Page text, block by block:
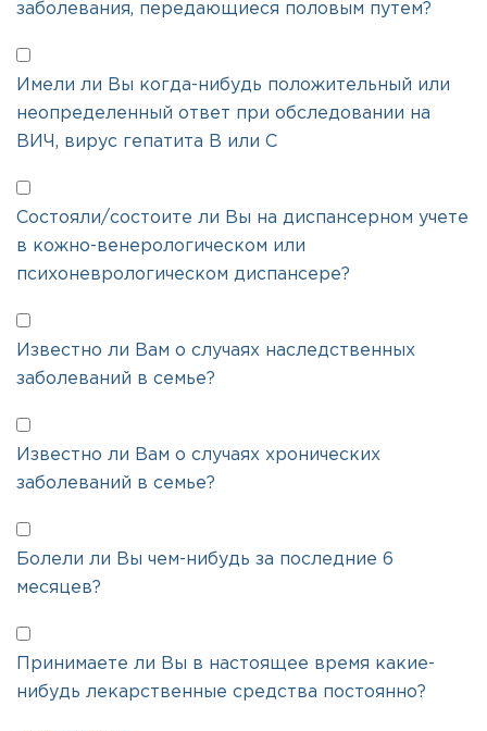
заболевания, передающиеся половым путем?
Имели ли Вы когда-нибудь положительный или
неопределенный ответ при обследовании на
ВИЧ, вирус гепатита В или С
Состояли/состоите ли Вы на диспансерном учете
в кожно-венерологическом или
психоневрологическом диспансере?
Известно ли Вам о случаях наследственных
заболеваний в семье?
Известно ли Вам о случаях хронических
заболеваний в семье?
Болели ли Вы чем-нибудь за последние 6
месяцев?
Принимаете ли Вы в настоящее время какие-
нибудь лекарственные средства постоянно?